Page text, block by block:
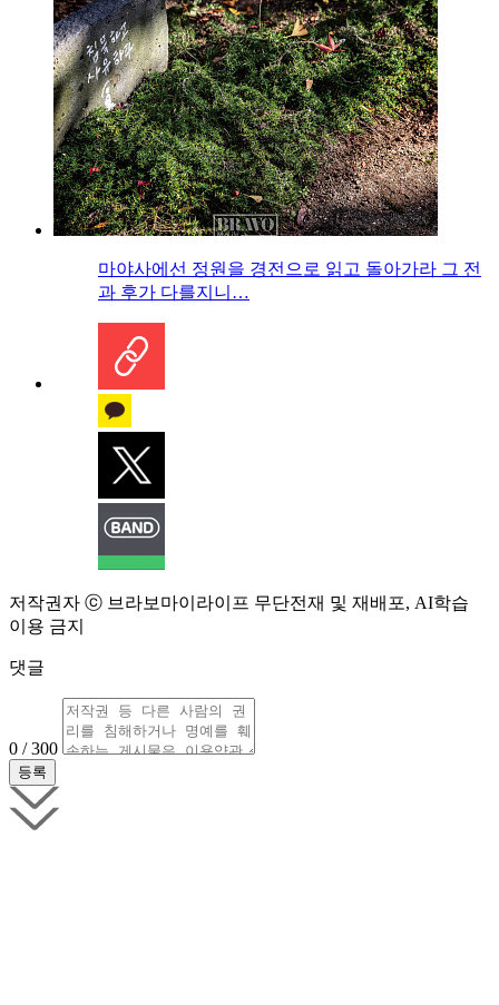
마야사에선 정원을 경전으로 읽고 돌아가라 그 전
과 후가 다를지니…
저작권자 ⓒ 브라보마이라이프 무단전재 및 재배포, AI학습
이용 금지
댓글
0 / 300